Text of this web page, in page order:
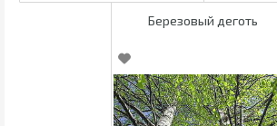
Березовый деготь